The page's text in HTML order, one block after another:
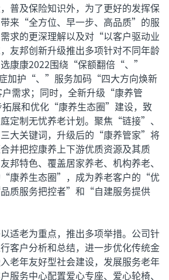
普及保险知识外，为了更好的发挥保
来“全方位、早一步、高品质”的服
求的更深理解以及对“以客户驱动业
友邦创新升级推出多项针对不同年龄
康康2022围绕“保额翻倍“、”
加护“、”服务加码“四大方向焕新
需求；同时，全新升级“康养管
拓展和优化“康养生态圈”建设，致
定制无忧养老计划。聚焦“链接”、
大关键词，升级后的“康养管家”将
并把控康养上下游优质资源及其质
邦特色、覆盖居家养老、机构养老、
“康养生态圈”，成为养老客户的“优
质服务把控者”和“自建服务提供
适老为重点，推出多项举措。公司针
客户分析和总结，进一步优化传统金
老年友好型社会建设，发展服务老年
服务中心配置爱心专座、爱心轮椅、